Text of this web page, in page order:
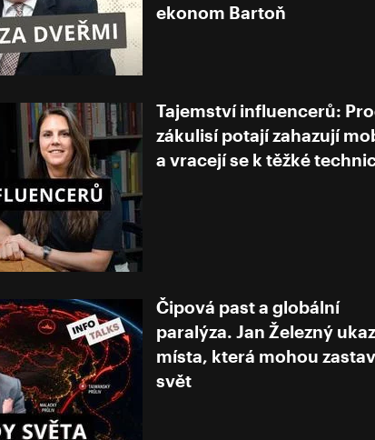
ekonom Bartoň
Tajemství influencerů:
zákulisí potají zahazují
a vracejí se k těžké
Čipová past a globální
paralýza. Jan Železný
místa, která mohou
svět